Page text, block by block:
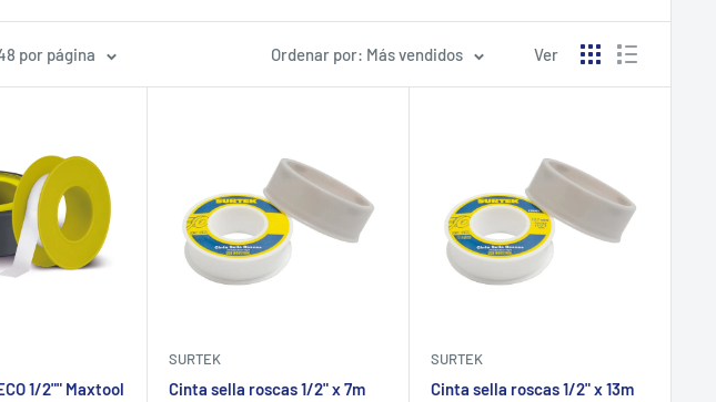
por página Ordenar por: Más vendidos Ver
1/2"" Maxtool
SURTEK
Cinta sella roscas 1/2" x 7m
SURTEK
Cinta sella roscas 1/2" x 13m